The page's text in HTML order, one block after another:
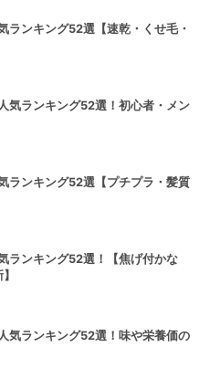
ランキング52選【速乾・くせ毛・
気ランキング52選！初心者・メン
ランキング52選【プチプラ・髪質
ランキング52選！【焦げ付かな
気ランキング52選！味や栄養価の